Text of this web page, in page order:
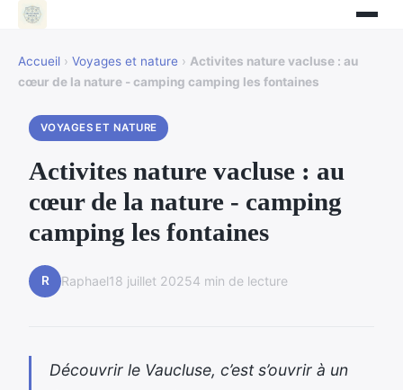
Accueil › Voyages et nature › Activites nature vacluse : au
cœur de la nature - camping camping les fontaines
VOYAGES ET NATURE
Activites nature vacluse : au
cœur de la nature - camping
camping les fontaines
R Raphael18 juillet 20254 min de lecture
Découvrir le Vaucluse, c’est s’ouvrir à un